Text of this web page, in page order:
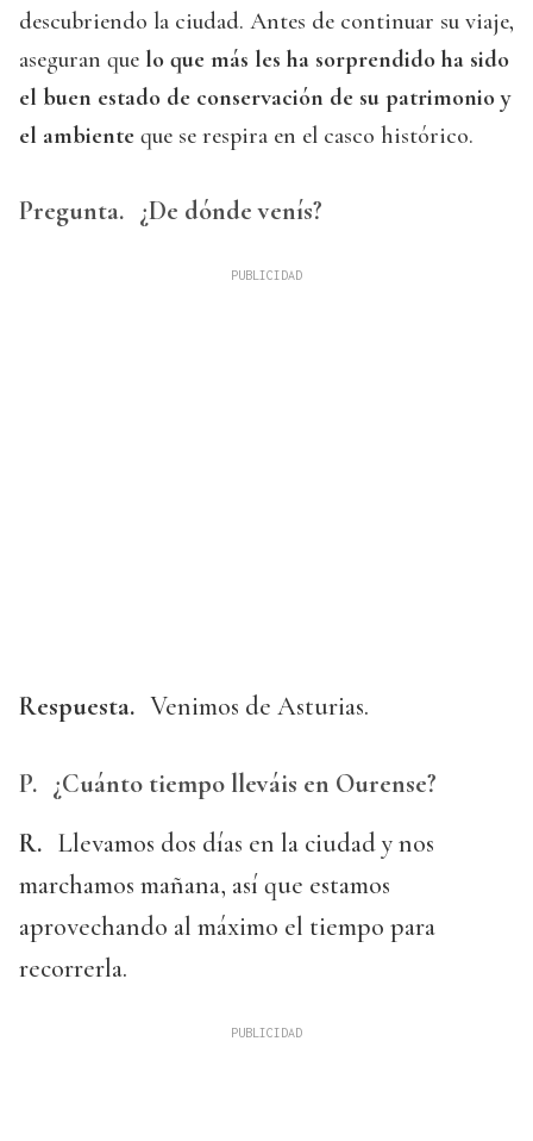
descubriendo la ciudad. Antes de continuar su viaje,
aseguran que lo que más les ha sorprendido ha sido
el buen estado de conservación de su patrimonio y
el ambiente que se respira en el casco histórico.
Pregunta. ¿De dónde venís?
Respuesta. Venimos de Asturias.
P. ¿Cuánto tiempo lleváis en Ourense?
R. Llevamos dos días en la ciudad y nos
marchamos mañana, así que estamos
aprovechando al máximo el tiempo para
recorrerla.